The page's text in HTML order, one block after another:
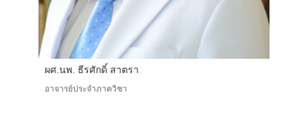
ผศ.นพ. ธีรศักดิ์ สาตรา
อาจารย์ประจำภาควิชา